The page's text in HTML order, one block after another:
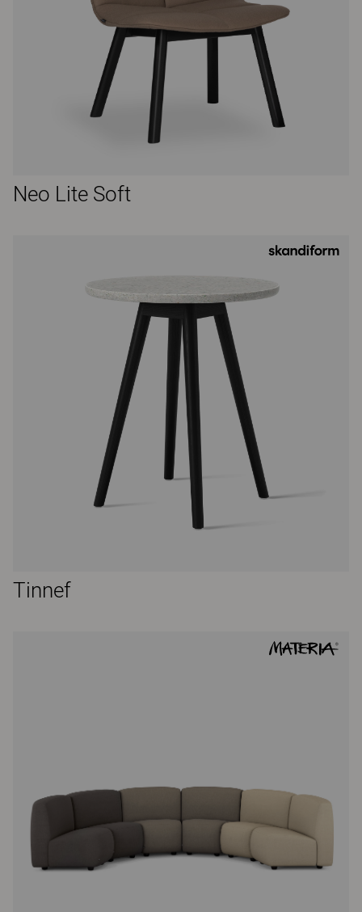
Neo Lite Soft
Tinnef